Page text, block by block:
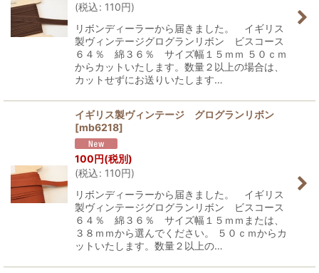
(税込: 110円)
リボンディーラーから届きました。 イギリス
製ヴィンテージグログランリボン ビスコース
６４％ 綿３６％ サイズ幅１５ｍｍ ５０ｃｍ
からカットいたします。数量２以上の場合は、
カットせずにお送りいたします…
イギリス製ヴィンテージ グログランリボン
[mb6218]
100円(税別)
(税込: 110円)
リボンディーラーから届きました。 イギリス
製ヴィンテージグログランリボン ビスコース
６４％ 綿３６％ サイズ幅１５ｍｍまたは、
３８ｍｍから選んでください。 ５０ｃｍからカ
ットいたします。数量２以上の…